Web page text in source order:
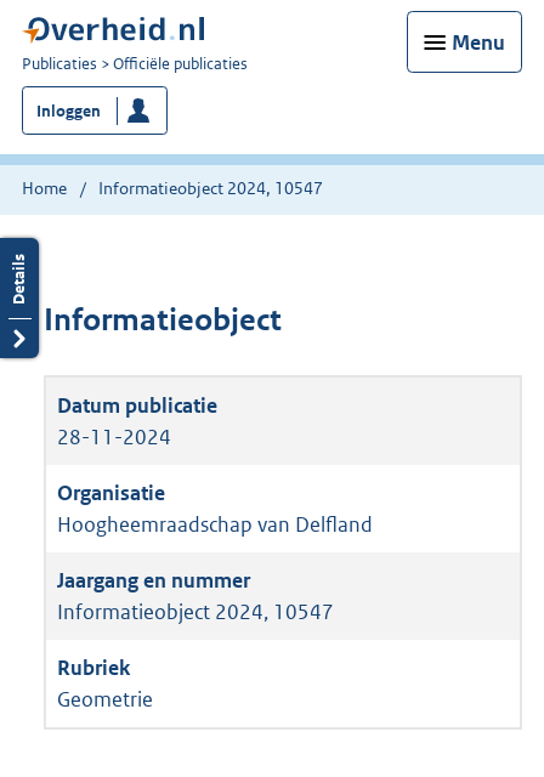
Menu
U
bent
nu
hier:
Publicaties Officiële publicaties
Inloggen
Home Informatieobject 2024, 10547
Informatieobject
28-11-2024
Hoogheemraadschap van Delfland
Informatieobject 2024, 10547
Geometrie